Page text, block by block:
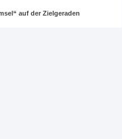
auf der Zielgeraden